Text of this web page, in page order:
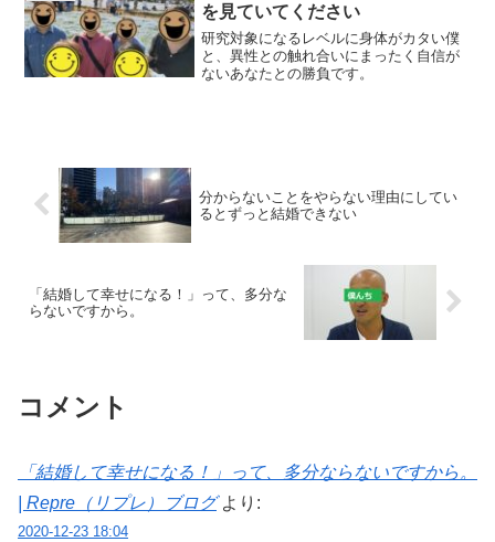
を見ていてください
研究対象になるレベルに身体がカタい僕
と、異性との触れ合いにまったく自信が
ないあなたとの勝負です。
分からないことをやらない理由にしてい
るとずっと結婚できない
「結婚して幸せになる！」って、多分な
らないですから。
コメント
「結婚して幸せになる！」って、多分ならないですから。
| Repre（リプレ）ブログ より:
2020-12-23 18:04